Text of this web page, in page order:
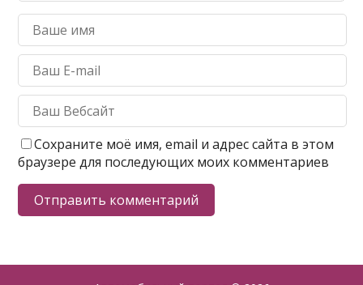
Сохраните моё имя, email и адрес сайта в этом
браузере для последующих моих комментариев